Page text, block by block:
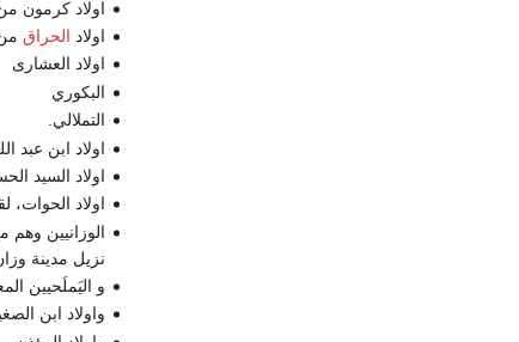
اولاد كرمون
اولاد الحراق
اولاد العشارى
البكوري
التملالي.
اولاد ابن عبد
اولاد السيد
اولاد
الوزانيين
نزيل مدينة
و اليَملَحيين
واولاد ابن